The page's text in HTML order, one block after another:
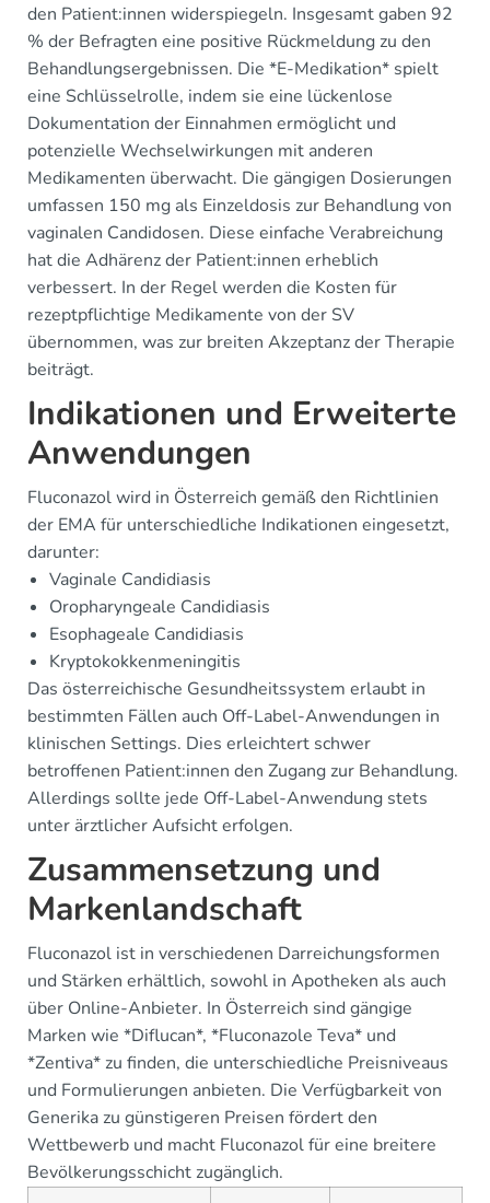
den Patient:innen widerspiegeln. Insgesamt gaben 92
% der Befragten eine positive Rückmeldung zu den
Behandlungsergebnissen. Die *E-Medikation* spielt
eine Schlüsselrolle, indem sie eine lückenlose
Dokumentation der Einnahmen ermöglicht und
potenzielle Wechselwirkungen mit anderen
Medikamenten überwacht. Die gängigen Dosierungen
umfassen 150 mg als Einzeldosis zur Behandlung von
vaginalen Candidosen. Diese einfache Verabreichung
hat die Adhärenz der Patient:innen erheblich
verbessert. In der Regel werden die Kosten für
rezeptpflichtige Medikamente von der SV
übernommen, was zur breiten Akzeptanz der Therapie
beiträgt.
Indikationen und Erweiterte
Anwendungen
Fluconazol wird in Österreich gemäß den Richtlinien
der EMA für unterschiedliche Indikationen eingesetzt,
darunter:
Vaginale Candidiasis
Oropharyngeale Candidiasis
Esophageale Candidiasis
Kryptokokkenmeningitis
Das österreichische Gesundheitssystem erlaubt in
bestimmten Fällen auch Off-Label-Anwendungen in
klinischen Settings. Dies erleichtert schwer
betroffenen Patient:innen den Zugang zur Behandlung.
Allerdings sollte jede Off-Label-Anwendung stets
unter ärztlicher Aufsicht erfolgen.
Zusammensetzung und
Markenlandschaft
Fluconazol ist in verschiedenen Darreichungsformen
und Stärken erhältlich, sowohl in Apotheken als auch
über Online-Anbieter. In Österreich sind gängige
Marken wie *Diflucan*, *Fluconazole Teva* und
*Zentiva* zu finden, die unterschiedliche Preisniveaus
und Formulierungen anbieten. Die Verfügbarkeit von
Generika zu günstigeren Preisen fördert den
Wettbewerb und macht Fluconazol für eine breitere
Bevölkerungsschicht zugänglich.